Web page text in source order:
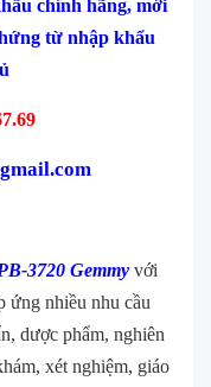
chính hãng, mới
từ nhập khẩu
3720 Gemmy với
ứng nhiều nhu cầu
dược phẩm, nghiên
xét nghiệm, giáo